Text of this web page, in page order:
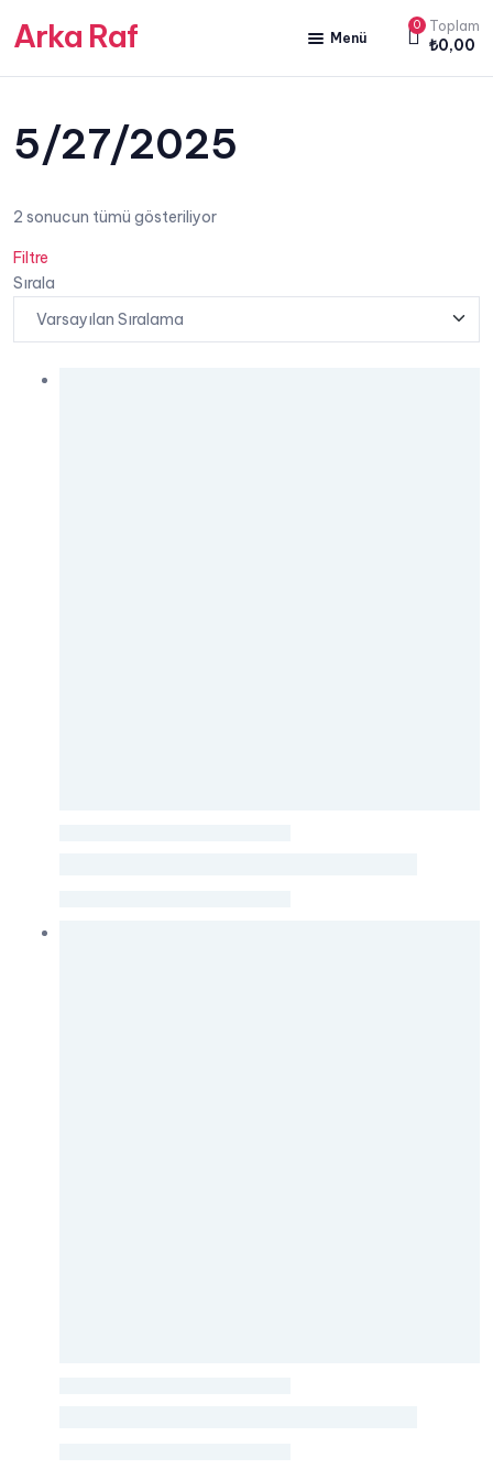
Arka Raf Menü
ANA SAYFA
HAKKIMIZDA
YAZARLARIMIZ
YAYIN PAKETLERİMİZ
0 Toplam
₺0,00
5/27/2025
2 sonucun tümü gösteriliyor
Filtre
Sırala